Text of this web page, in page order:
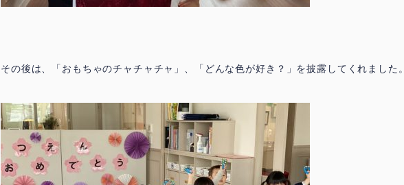
その後は、「おもちゃのチャチャチャ」、「どんな色が好き？」を披露してくれました。